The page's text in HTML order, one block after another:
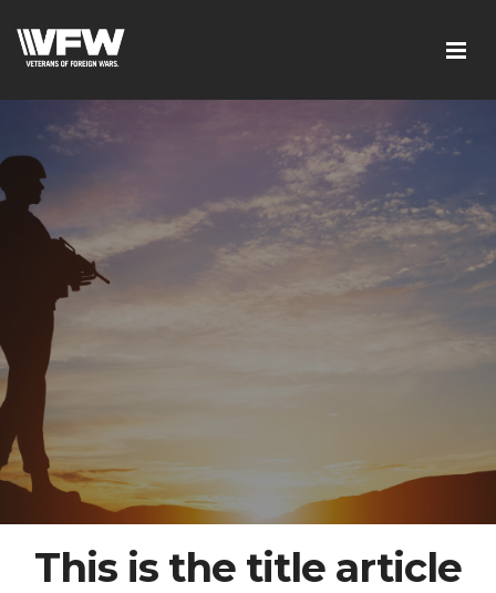
This is the title article